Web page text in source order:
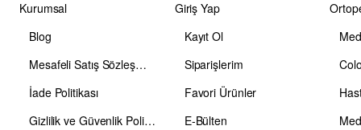
Kurumsal
Blog
Mesafeli Satış Sözleşmesi
İade Politikası
Gizlilik ve Güvenlik Politikası
Giriş Yap
Kayıt Ol
Siparişlerim
Favori Ürünler
E-Bülten